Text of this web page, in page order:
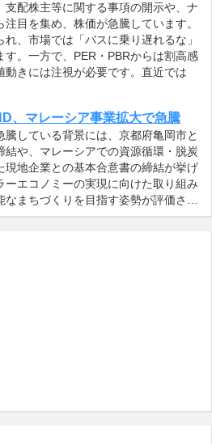
支配株主等に関する事項の開示や、ナ
目を集め、株価が急騰しています。
、市場では「バスに乗り遅れるな」
す。一方で、PER・PBRからは割高感
動きには注視が必要です。直近では
、マレーシア事業拡大で急騰
している背景には、京都府亀岡市と
結や、マレーシアでの資源循環・脱炭
現地企業との基本合意書の締結が挙げ
ーエコノミーの実現に向けた取り組み
なまちづくりを目指す姿勢が評価さ…